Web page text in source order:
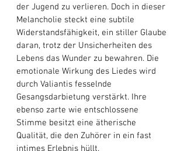
der Jugend zu verlieren. Doch in dieser
Melancholie steckt eine subtile
Widerstandsfähigkeit, ein stiller Glaube
daran, trotz der Unsicherheiten des
Lebens das Wunder zu bewahren. Die
emotionale Wirkung des Liedes wird
durch Valiantis fesselnde
Gesangsdarbietung verstärkt. Ihre
ebenso zarte wie entschlossene
Stimme besitzt eine ätherische
Qualität, die den Zuhörer in ein fast
intimes Erlebnis hüllt.